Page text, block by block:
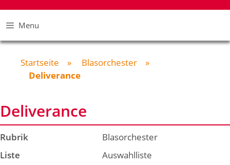
Menu
Startseite » Blasorchester »
Deliverance
Deliverance
Rubrik
Blasorchester
Liste
Auswahlliste